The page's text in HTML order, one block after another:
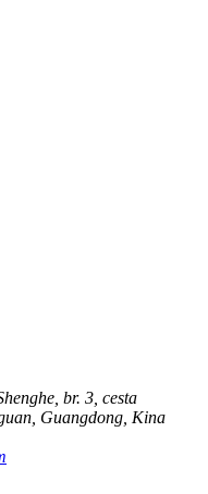
br. 3, cesta
Guangdong, Kina